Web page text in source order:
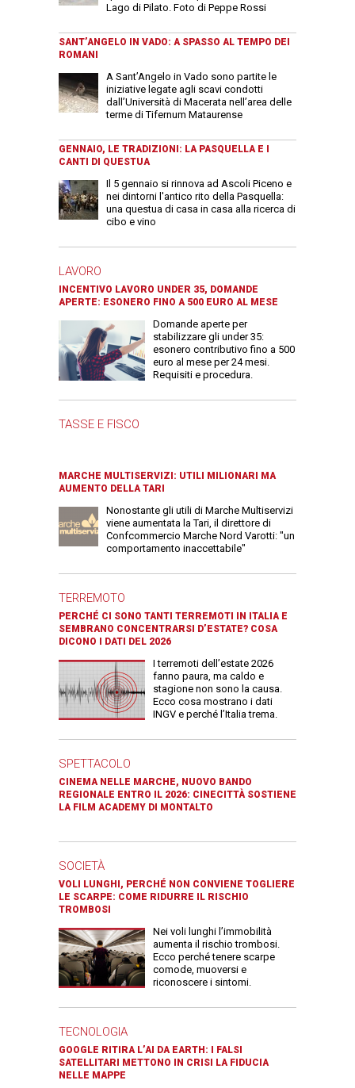
Lago di Pilato. Foto di Peppe Rossi
SANT’ANGELO IN VADO: A SPASSO AL TEMPO DEI
ROMANI
A Sant’Angelo in Vado sono partite le
iniziative legate agli scavi condotti
dall’Università di Macerata nell’area delle
terme di Tifernum Mataurense
GENNAIO, LE TRADIZIONI: LA PASQUELLA E I
CANTI DI QUESTUA
Il 5 gennaio si rinnova ad Ascoli Piceno e
nei dintorni l'antico rito della Pasquella:
una questua di casa in casa alla ricerca di
cibo e vino
LAVORO
INCENTIVO LAVORO UNDER 35, DOMANDE
APERTE: ESONERO FINO A 500 EURO AL MESE
Domande aperte per
stabilizzare gli under 35:
esonero contributivo fino a 500
euro al mese per 24 mesi.
Requisiti e procedura.
TASSE E FISCO
MARCHE MULTISERVIZI: UTILI MILIONARI MA
AUMENTO DELLA TARI
Nonostante gli utili di Marche Multiservizi
viene aumentata la Tari, il direttore di
Confcommercio Marche Nord Varotti: "un
comportamento inaccettabile"
TERREMOTO
PERCHÉ CI SONO TANTI TERREMOTI IN ITALIA E
SEMBRANO CONCENTRARSI D’ESTATE? COSA
DICONO I DATI DEL 2026
I terremoti dell’estate 2026
fanno paura, ma caldo e
stagione non sono la causa.
Ecco cosa mostrano i dati
INGV e perché l’Italia trema.
SPETTACOLO
CINEMA NELLE MARCHE, NUOVO BANDO
REGIONALE ENTRO IL 2026: CINECITTÀ SOSTIENE
LA FILM ACADEMY DI MONTALTO
SOCIETÀ
VOLI LUNGHI, PERCHÉ NON CONVIENE TOGLIERE
LE SCARPE: COME RIDURRE IL RISCHIO
TROMBOSI
Nei voli lunghi l’immobilità
aumenta il rischio trombosi.
Ecco perché tenere scarpe
comode, muoversi e
riconoscere i sintomi.
TECNOLOGIA
GOOGLE RITIRA L’AI DA EARTH: I FALSI
SATELLITARI METTONO IN CRISI LA FIDUCIA
NELLE MAPPE